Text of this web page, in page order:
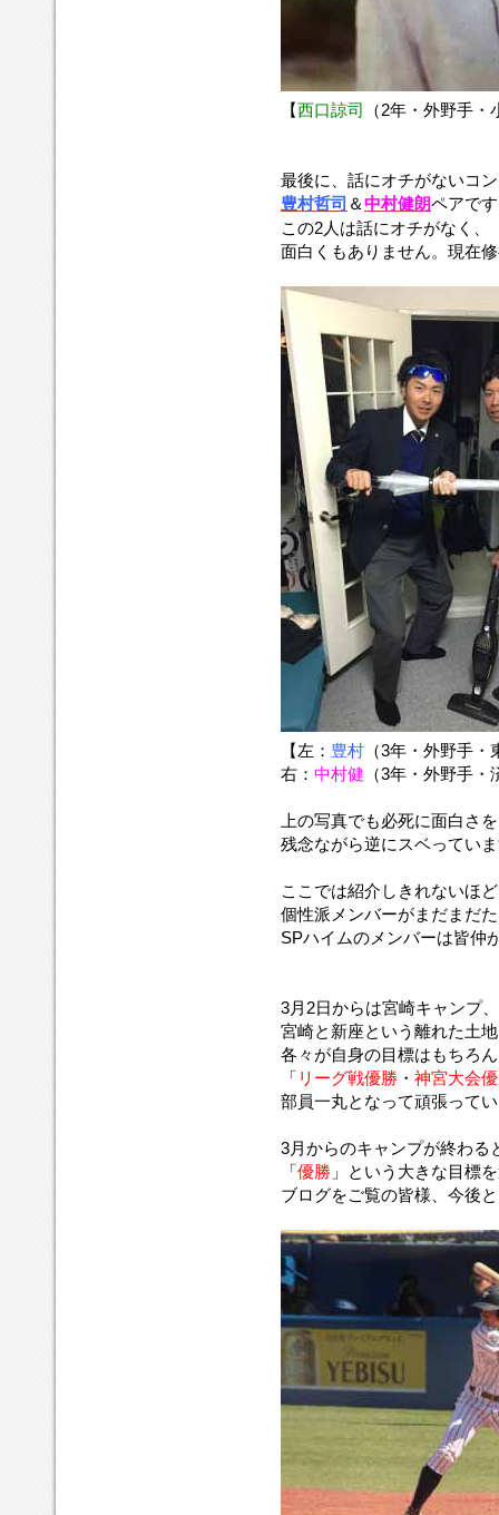
【西口諒司 （2年・外野手
最後に、話にオチがないコ
豊村哲司 ＆中村健朗ペアで
この2人は話にオチがなく、
面白くもありません。現在
【左： 豊村 （3年・外野手
右： 中村健 （3年・外野手
上の写真でも必死に面白さ
残念ながら逆にスベってい
ここでは紹介しきれないほ
個性派メンバーがまだまだ
SPハイムのメンバーは皆仲
3月2日からは宮崎キャンプ
宮崎と新座という離れた土
各々が自身の目標はもちろ
「 リーグ戦優勝 ・ 神宮大会
部員一丸となって頑張って
3月からのキャンプが終わる
「優勝 」という大きな目標
ブログをご覧の皆様、今後